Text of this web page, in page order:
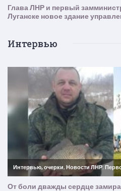
Интервью